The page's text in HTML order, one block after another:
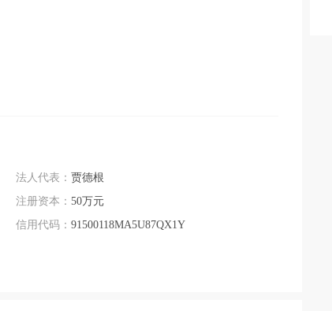
法人代表： 贾德根
注册资本： 50万元
信用代码： 91500118MA5U87QX1Y